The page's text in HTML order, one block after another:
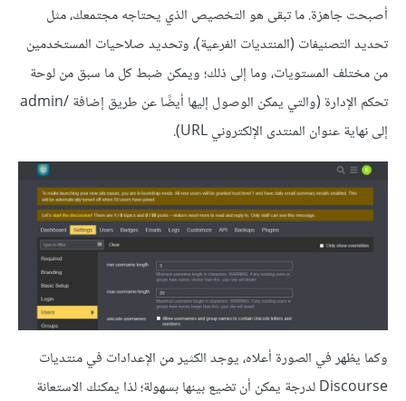
أصبحت جاهزة. ما تبقى هو التخصيص الذي يحتاجه مجتمعك، مثل
تحديد التصنيفات (المنتديات الفرعية)، وتحديد صلاحيات المستخدمين
من مختلف المستويات، وما إلى ذلك؛ ويمكن ضبط كل ما سبق من لوحة
تحكم الإدارة (والتي يمكن الوصول إليها أيضًا عن طريق إضافة /admin
إلى نهاية عنوان المنتدى الإلكتروني URL).
وكما يظهر في الصورة أعلاه، يوجد الكثير من الإعدادات في منتديات
Discourse لدرجة يمكن أن تضيع بينها بسهولة؛ لذا يمكنك الاستعانة